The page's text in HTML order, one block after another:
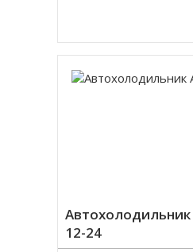
Автохолодильник
12-24